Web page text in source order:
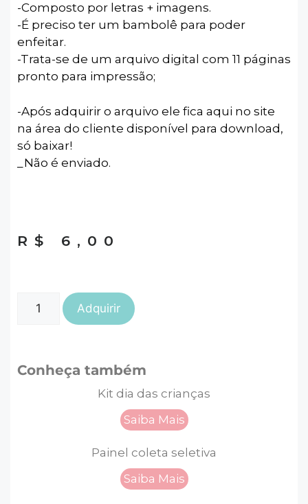
-Composto por letras + imagens.
-É preciso ter um bambolê para poder
enfeitar.
-Trata-se de um arquivo digital com 11 páginas
pronto para impressão;
-Após adquirir o arquivo ele fica aqui no site
na área do cliente disponível para download,
só baixar!
_Não é enviado.
R$ 6,00
Adquirir
Conheça também
Kit dia das crianças
Saiba Mais
Painel coleta seletiva
Saiba Mais